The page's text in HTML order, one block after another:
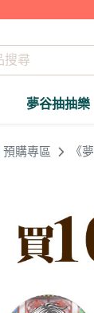
夢谷抽抽樂
▌預購專區 《